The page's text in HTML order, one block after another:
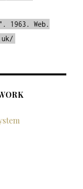
1963. Web.